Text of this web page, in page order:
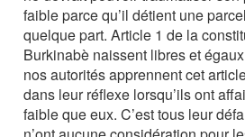
faible parce qu’il détient une
quelque part. Article 1 de la
Burkinabè naissent libres et
nos autorités apprennent cet
dans leur réflexe lorsqu’ils ont
faible que eux. C’est tous leur